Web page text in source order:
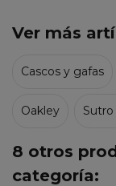
Ver más
Cascos y gafas
Oakley
8 otros
categoría: